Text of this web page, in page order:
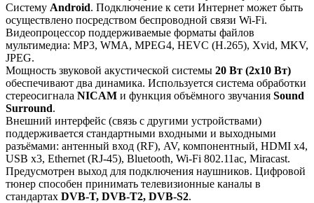
Систему Android. Подключение к сети Интернет может быть
осуществлено посредством беспроводной связи Wi-Fi.
Видеопроцессор поддерживаемые форматы файлов
мультимедиа: MP3, WMA, MPEG4, HEVC (H.265), Xvid, MKV,
JPEG.
Мощность звуковой акустической системы 20 Вт (2х10 Вт)
обеспечивают два динамика. Используется система обработки
стереосигнала NICAM и функция объёмного звучания Sound
Surround.
Внешний интерфейс (связь с другими устройствами)
поддерживается стандартными входными и выходными
разъёмами: антенный вход (RF), AV, компонентный, HDMI x4,
USB x3, Ethernet (RJ-45), Bluetooth, Wi-Fi 802.11ac, Miracast.
Предусмотрен выход для подключения наушников. Цифровой
тюнер способен принимать телевизионные каналы в
стандартах DVB-T, DVB-T2, DVB-S2.